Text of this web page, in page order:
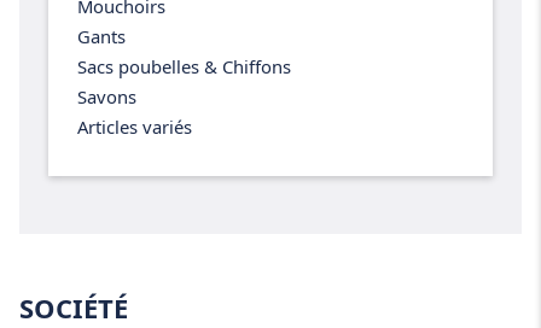
Mouchoirs
Gants
Sacs poubelles & Chiffons
Savons
Articles variés
SOCIÉTÉ